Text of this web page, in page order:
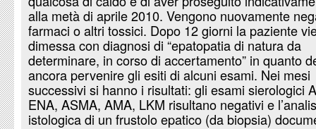
alla metà di aprile 2010. Vengono nuovamente
farmaci o altri tossici. Dopo 12 giorni la paziente
dimessa con diagnosi di “epatopatia di natura da
determinare, in corso di accertamento” in quanto
ancora pervenire gli esiti di alcuni esami. Nei mesi
successivi si hanno i risultati: gli esami sierologici
ENA, ASMA, AMA, LKM risultano negativi e
istologica di un frustolo epatico (da biopsia)